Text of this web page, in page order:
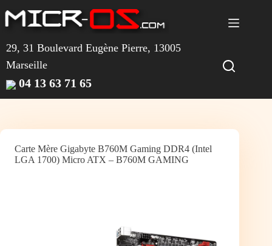
au
contenu
29, 31 Boulevard Eugène Pierre, 13005
Marseille
04 13 63 71 65
Carte Mère Gigabyte B760M Gaming DDR4 (Intel
LGA 1700) Micro ATX – B760M GAMING